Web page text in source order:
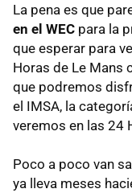
La pena es que
en el WEC para la
que esperar para
Horas de Le Mans
que podremos
el IMSA, la
veremos en las 24
Poco a poco van
ya lleva meses